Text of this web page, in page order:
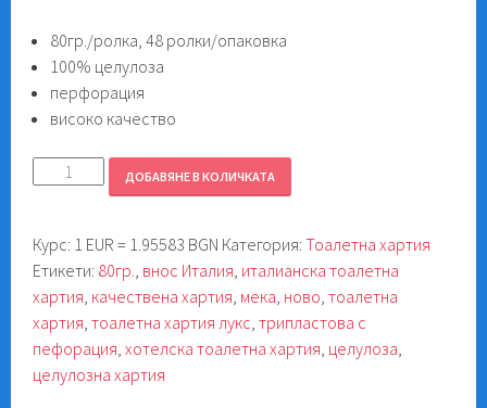
80гр./ролка, 48 ролки/опаковка
100% целулоза
перфорация
високо качество
количество
хартия
80гр.
48
ролки/
пакет
ДОБАВЯНЕ В КОЛИЧКАТА
Курс: 1 EUR = 1.95583 BGN Категория:Тоалетна хартия
Етикети: 80гр. внос Италия италианска тоалетна
хартия качествена хартия мека ново ,тоалетна
хартия ,тоалетна хартия лукс ,трипластова с
пефорация ,хотелска тоалетна хартия целулоза
целулозна хартия